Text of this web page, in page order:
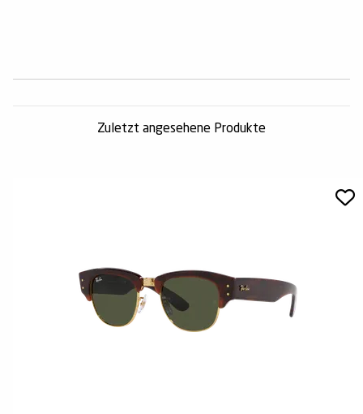
Zuletzt angesehene Produkte